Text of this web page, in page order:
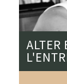
ALTER